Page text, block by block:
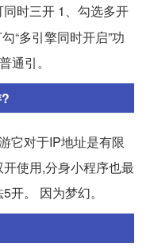
时三开 1、勾选多开
“多引擎同时开启”功
通引。
它对于IP地址是有限
使用,分身小程序也最
开。 因为梦幻。